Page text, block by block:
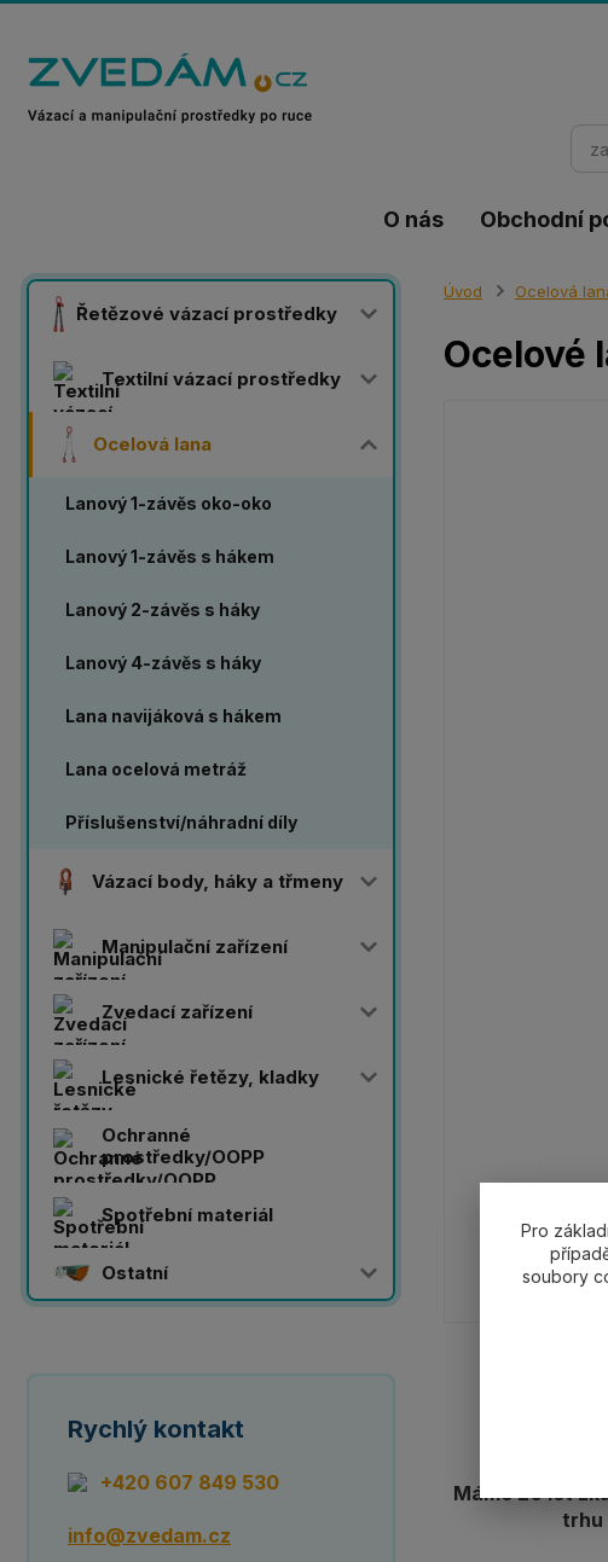
O nás Obchodní
Řetězové vázací prostředky
Textilní vázací prostředky
Ocelová lana
Lanový 1-závěs oko-oko
Lanový 1-závěs s hákem
Lanový 2-závěs s háky
Lanový 4-závěs s háky
Lana navijáková s hákem
Lana ocelová metráž
Příslušenství/náhradní díly
Vázací body, háky a třmeny
Manipulační zařízení
Zvedací zařízení
Lesnické řetězy, kladky
Ochranné
prostředky/OOPP
Spotřební materiál
Ostatní
Rychlý kontakt
+420 607 849 530
info@zvedam.cz
Úvod Ocelová
Ocelové
Máme 20 let
trhu
Pro
soubory